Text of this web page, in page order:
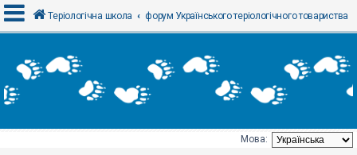
х
і
Теріологічна школа форум Українського теріологічного товариства
Мова: